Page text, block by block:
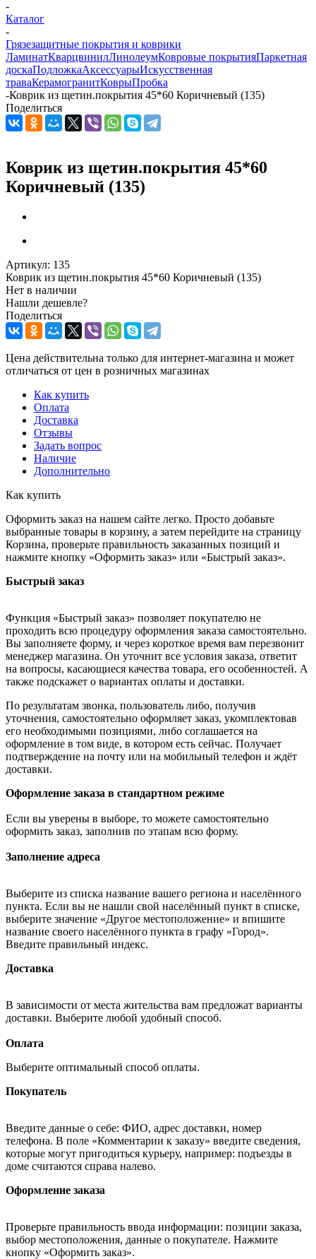
-
Каталог
-
Грязезащитные покрытия и коврики
ЛаминатКварцвинилЛинолеумКовровые покрытияПаркетная
доскаПодложкаАксессуарыИскусственная
траваКерамогранитКоврыПробка
-Коврик из щетин.покрытия 45*60 Коричневый (135)
Поделиться
Коврик из щетин.покрытия 45*60
Коричневый (135)
Артикул: 135
Коврик из щетин.покрытия 45*60 Коричневый (135)
Нет в наличии
Нашли дешевле?
Поделиться
Цена действительна только для интернет-магазина и может
отличаться от цен в розничных магазинах
Как купить
Оплата
Доставка
Отзывы
Задать вопрос
Наличие
Дополнительно
Как купить
Оформить заказ на нашем сайте легко. Просто добавьте
выбранные товары в корзину, а затем перейдите на страницу
Корзина, проверьте правильность заказанных позиций и
нажмите кнопку «Оформить заказ» или «Быстрый заказ».
Быстрый заказ
Функция «Быстрый заказ» позволяет покупателю не
проходить всю процедуру оформления заказа самостоятельно.
Вы заполняете форму, и через короткое время вам перезвонит
менеджер магазина. Он уточнит все условия заказа, ответит
на вопросы, касающиеся качества товара, его особенностей. А
также подскажет о вариантах оплаты и доставки.
По результатам звонка, пользователь либо, получив
уточнения, самостоятельно оформляет заказ, укомплектовав
его необходимыми позициями, либо соглашается на
оформление в том виде, в котором есть сейчас. Получает
подтверждение на почту или на мобильный телефон и ждёт
доставки.
Оформление заказа в стандартном режиме
Если вы уверены в выборе, то можете самостоятельно
оформить заказ, заполнив по этапам всю форму.
Заполнение адреса
Выберите из списка название вашего региона и населённого
пункта. Если вы не нашли свой населённый пункт в списке,
выберите значение «Другое местоположение» и впишите
название своего населённого пункта в графу «Город».
Введите правильный индекс.
Доставка
В зависимости от места жительства вам предложат варианты
доставки. Выберите любой удобный способ.
Оплата
Выберите оптимальный способ оплаты.
Покупатель
Введите данные о себе: ФИО, адрес доставки, номер
телефона. В поле «Комментарии к заказу» введите сведения,
которые могут пригодиться курьеру, например: подъезды в
доме считаются справа налево.
Оформление заказа
Проверьте правильность ввода информации: позиции заказа,
выбор местоположения, данные о покупателе. Нажмите
кнопку «Оформить заказ».